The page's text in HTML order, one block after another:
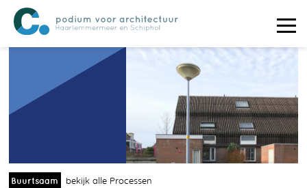
Buurtsaam bekijk alle Processen